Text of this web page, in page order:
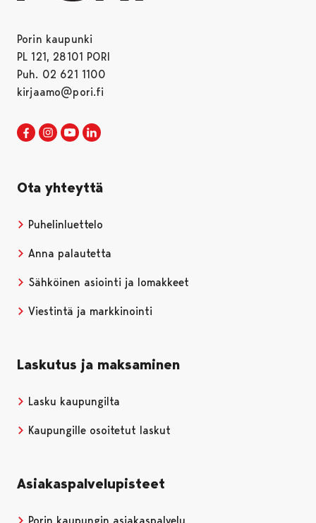
Porin kaupunki
PL 121, 28101 PORI
Puh. 02 621 1100
kirjaamo@pori.fi
Porin kaupunki Facebookissa
Avautuu uudessa välilehdessä
Porin kaupunki Instagramissa
Avautuu uudessa välilehdessä
Porin kaupunki Youtubessa
Avautuu uudessa välilehdessä
Ota yhteyttä
Puhelinluettelo
Anna palautetta
Sähköinen asiointi ja lomakkeet
Viestintä ja markkinointi
Laskutus ja maksaminen
Lasku kaupungilta
Kaupungille osoitetut laskut
Asiakaspalvelupisteet